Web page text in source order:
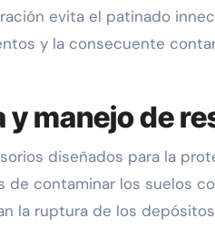
evita el patinado
y la consecuente
manejo de
diseñados para la
contaminar los suelos
la ruptura de los